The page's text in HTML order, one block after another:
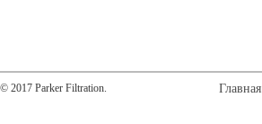
© 2017 Parker Filtration. Главная